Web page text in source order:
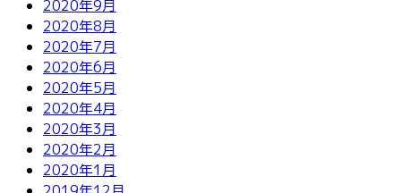
2020年9月
2020年8月
2020年7月
2020年6月
2020年5月
2020年4月
2020年3月
2020年2月
2020年1月